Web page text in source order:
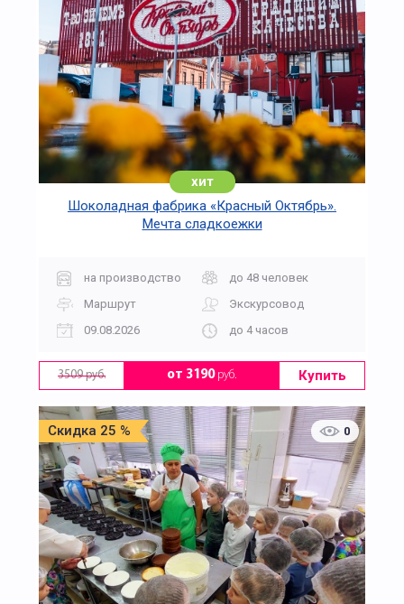
хит
Шоколадная фабрика «Красный Октябрь».
Мечта сладкоежки
на производство
до 48 человек
Маршрут
Экскурсовод
09.08.2026
до 4 часов
3509 руб. от 3190руб. Купить
Скидка 25 % 0